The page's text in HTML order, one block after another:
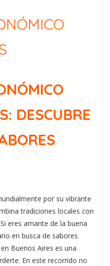
DESCUBRE
por su vibrante
tradiciones locales con
eres amante de la buena
en busca de sabores
Buenos Aires es una
En este recorrido no